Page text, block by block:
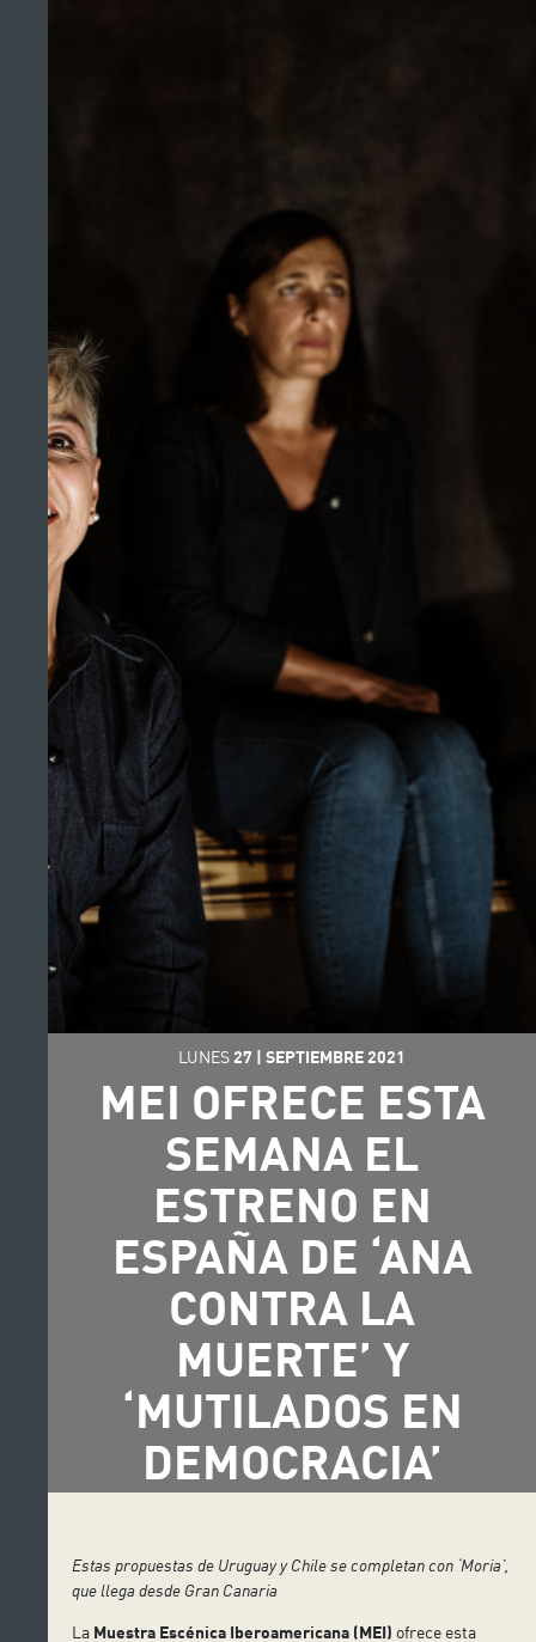
LUNES 27 | SEPTIEMBRE 2021
MEI OFRECE ESTA
SEMANA EL
ESTRENO EN
ESPAÑA DE ‘ANA
CONTRA LA
MUERTE’ Y
‘MUTILADOS EN
DEMOCRACIA’
Estas propuestas de Uruguay y Chile se completan con ‘Moria’,
que llega desde Gran Canaria
La Muestra Escénica Iberoamericana (MEI) ofrece esta